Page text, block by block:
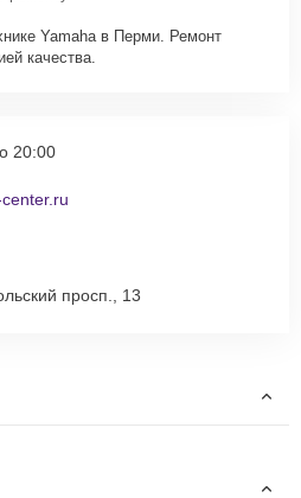
Yamaha в Перми. Ремонт
качества.
просп., 13
20:00